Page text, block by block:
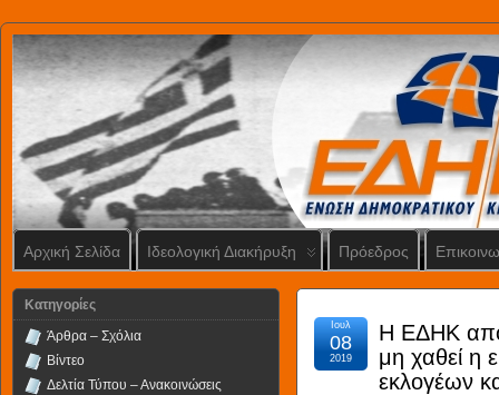
Αρχική Σελίδα Ιδεολογική Διακήρυξη Πρόεδρος
H ΕΔΗΚ
μη χαθεί η
εκλογέων
Ιουλ
08
2019
Kατηγορίες
Άρθρα – Σχόλια
Βίντεο
Δελτία Τύπου – Ανακοινώσεις